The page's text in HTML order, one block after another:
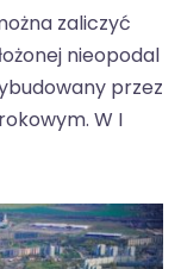
zaliczyć
nieopodal
przez
W I